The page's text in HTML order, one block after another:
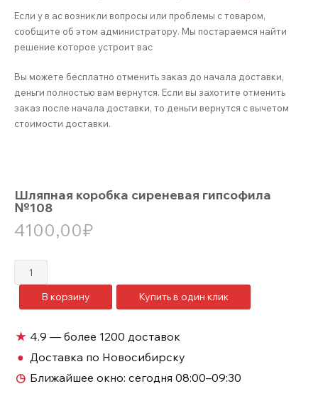
Если у в ас возникли вопросы или проблемы с товаром,
сообщите об этом администратору. Мы постараемся найти
решение которое устроит вас
Вы можете бесплатно отменить заказ до начала доставки,
деньги полностью вам вернутся. Если вы захотите отменить
заказ после начала доставки, то деньги вернутся с вычетом
стоимости доставки.
Шляпная коробка сиреневая гипсофила
№108
4100,00₽
Количество
товара
Шляпная
сиреневая
№108
В корзину Купить в один клик
★ 4.9 — более 1200 доставок
● Доставка по Новосибирску
◷ Ближайшее окно: сегодня 08:00–09:30